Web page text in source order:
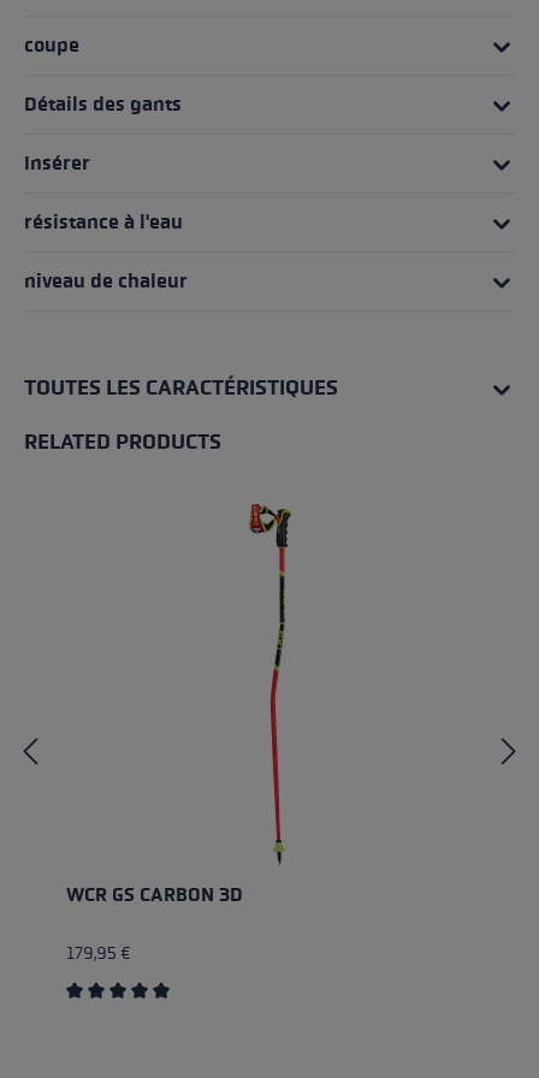
coupe
Détails des gants
Insérer
résistance à l'eau
niveau de chaleur
TOUTES LES CARACTÉRISTIQUES
RELATED PRODUCTS
WCR GS CARBON 3D
179,95 €